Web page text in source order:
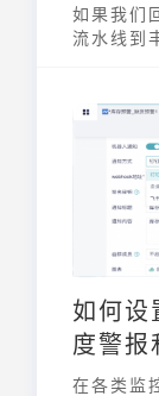
如果我们
流水线到
在中间把
转得更
如何
度警报
在各类监